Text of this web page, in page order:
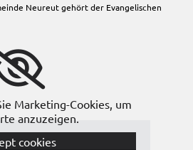
Neureut gehört der Evangelischen
Marketing-Cookies, um
anzuzeigen.
cookies